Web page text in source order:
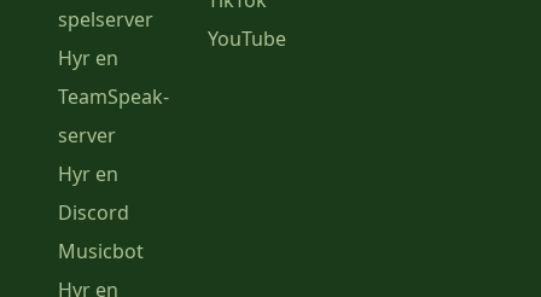
spelserver
Hyr en
TeamSpeak-
server
Hyr en
Discord
Musicbot
Hyr en
YouTube